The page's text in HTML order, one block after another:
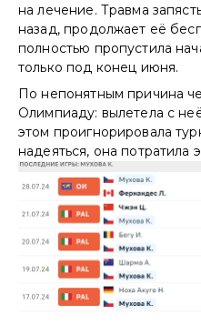
на лечение. Травма
назад, продолжает её
полностью пропустила
только под конец июня.
По непонятным причина
Олимпиаду: вылетела с
этом проигнорировала
надеяться, она потратила